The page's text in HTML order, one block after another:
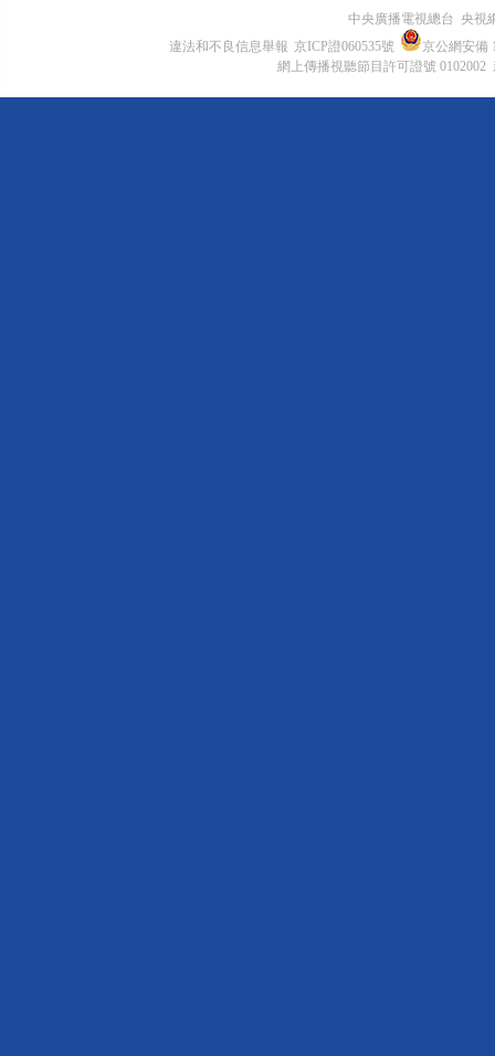
中央廣播電視總台 央視
違法和不良信息舉報 京ICP證060535號
京公網安備
網上傳播視聽節目許可證號 0102002